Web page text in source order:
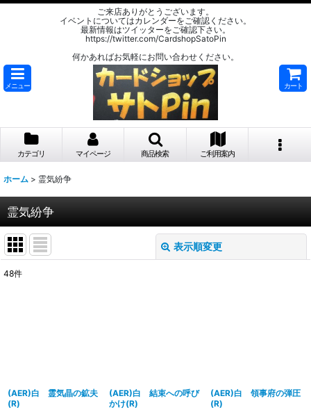
ご来店ありがとうございます。
イベントについてはカレンダーをご確認ください。
最新情報はツイッターをご確認下さい。
https://twitter.com/CardshopSatoPin
何かあればお気軽にお問い合わせください。
メニュー カート
カテゴリ マイページ 商品検索 ご利用案内
ホーム > 霊気紛争
霊気紛争
表示順変更
絞り込む
48件
(AER)白 霊気晶の鉱夫
(R)
(AER)白 結束への呼び
かけ(R)
(AER)白 領事府の弾圧
(R)